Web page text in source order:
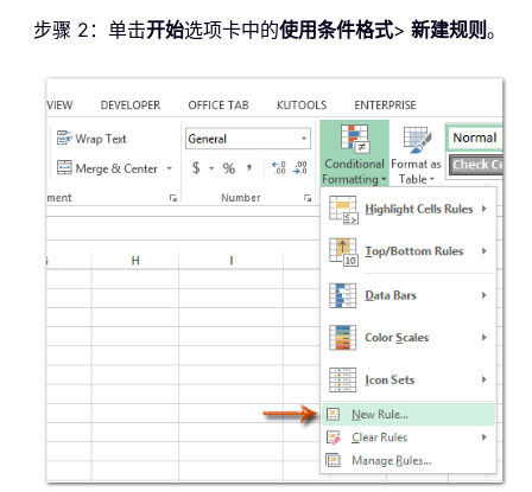
步骤 2：单击开始选项卡中的使用条件格式> 新建规则。